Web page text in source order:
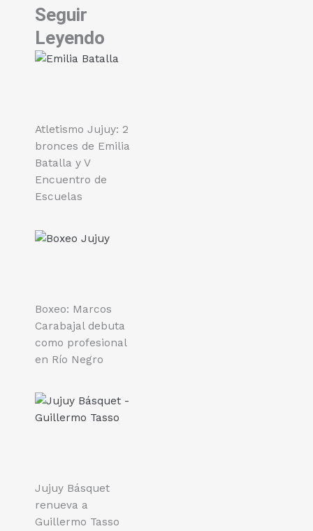
Seguir
Leyendo
Atletismo Jujuy: 2
bronces de Emilia
Batalla y V
Encuentro de
Escuelas
Boxeo: Marcos
Carabajal debuta
como profesional
en Río Negro
Jujuy Básquet
renueva a
Guillermo Tasso